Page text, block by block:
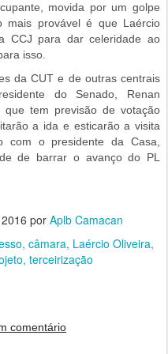
movida por um golpe
mais provável é que Laércio
CCJ para dar celeridade ao
isso.
da CUT e de outras centrais
do Senado, Renan
tem previsão de votação
a ida e esticarão a visita
com o presidente da Casa,
de barrar o avanço do PL
por Aplb Camacan
câmara Laércio Oliveira
terceirização
comentário